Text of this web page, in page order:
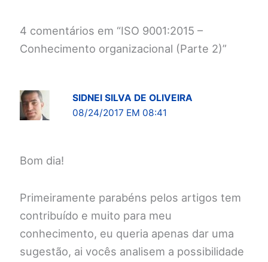
4 comentários em “ISO 9001:2015 –
Conhecimento organizacional (Parte 2)”
SIDNEI SILVA DE OLIVEIRA
08/24/2017 EM 08:41
Bom dia!
Primeiramente parabéns pelos artigos tem
contribuído e muito para meu
conhecimento, eu queria apenas dar uma
sugestão, ai vocês analisem a possibilidade